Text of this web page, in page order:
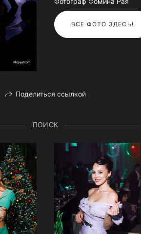
ВСЕ ФОТО ЗДЕСЬ!
Поделиться ссылкой
ПОИСК